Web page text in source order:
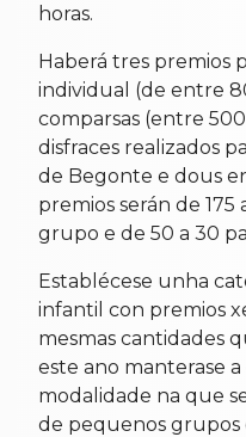
horas.
Haberá tres premios
individual (de entre
comparsas (entre
disfraces realizados
de Begonte e dous
premios serán de
grupo e de 50 a 30
Establécese unha
infantil con premios
mesmas cantidades
este ano manterase
modalidade na que
de pequenos grupos